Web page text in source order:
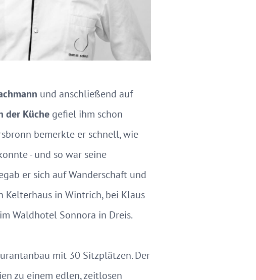
und anschließend auf
der Küche gefiel ihm schon
bemerkte er schnell, wie
- und so war seine
er sich auf Wanderschaft und
Kelterhaus in Wintrich, bei Klaus
Waldhotel Sonnora in Dreis.
mit 30 Sitzplätzen. Der
zu einem edlen, zeitlosen